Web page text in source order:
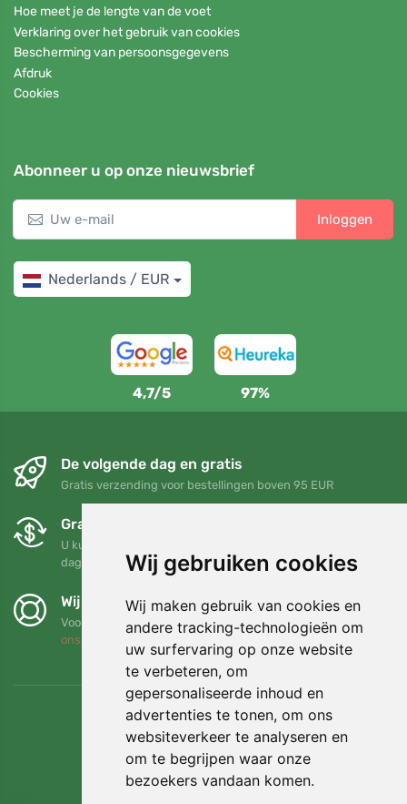
Wij gebruiken cookies
Wij maken gebruik van cookies en
andere tracking-technologieën om
uw surfervaring op onze website
te verbeteren, om
gepersonaliseerde inhoud en
advertenties te tonen, om ons
websiteverkeer te analyseren en
om te begrijpen waar onze
bezoekers vandaan komen.
Hoe meet je de lengte van de voet
Verklaring over het gebruik van cookies
Bescherming van persoonsgegevens
Afdruk
Cookies
Abonneer u op onze nieuwsbrief
Inloggen
Nederlands / EUR
4,7/5 97%
De volgende dag en gratis
Gratis verzending voor bestellingen boven 95 EUR
Gratis ruilen en retourneren
U kunt uw bestelling op elk gewenst moment binnen 90
dagen retourneren of ruilen
Wij steunen Trees.org
Voor elke bestelling planten we een boom! Lees meer Over
ons